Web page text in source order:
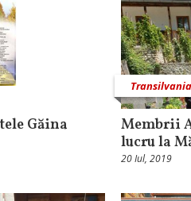
Găina
Transilvania
Membrii
lucru la
20 Iul, 2019